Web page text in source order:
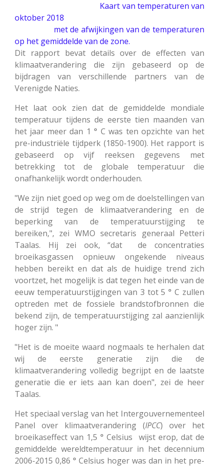
Kaart van temperaturen van
oktober 2018
met de afwijkingen van de temperaturen
op het gemiddelde van de zone.
Dit rapport bevat details over de effecten van
klimaatverandering die zijn gebaseerd op de
bijdragen van verschillende partners van de
Verenigde Naties.
Het laat ook zien dat de gemiddelde mondiale
temperatuur tijdens de eerste tien maanden van
het jaar meer dan 1 ° C was ten opzichte van het
pre-industriële tijdperk (1850-1900). Het rapport is
gebaseerd op vijf reeksen gegevens met
betrekking tot de globale temperatuur die
onafhankelijk wordt onderhouden.
"We zijn niet goed op weg om de doelstellingen van
de strijd tegen de klimaatverandering en de
beperking van de temperatuurstijging te
bereiken,", zei WMO secretaris generaal Petteri
Taalas. Hij zei ook, “dat de concentraties
broeikasgassen opnieuw ongekende niveaus
hebben bereikt en dat als de huidige trend zich
voortzet, het mogelijk is dat tegen het einde van de
eeuw temperatuurstijgingen van 3 tot 5 ° C zullen
optreden met de fossiele brandstofbronnen die
bekend zijn, de temperatuurstijging zal aanzienlijk
hoger zijn. "
"Het is de moeite waard nogmaals te herhalen dat
wij de eerste generatie zijn die de
klimaatverandering volledig begrijpt en de laatste
generatie die er iets aan kan doen", zei de heer
Taalas.
Het speciaal verslag van het Intergouvernementeel
Panel over klimaatverandering (IPCC) over het
broeikaseffect van 1,5 ° Celsius wijst erop, dat de
gemiddelde wereldtemperatuur in het decennium
2006-2015 0,86 ° Celsius hoger was dan in het pre-